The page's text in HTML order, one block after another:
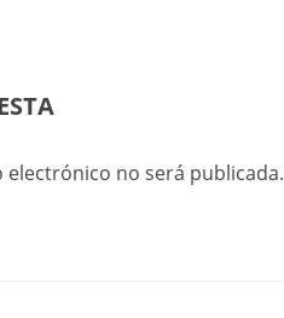
no será publicada.